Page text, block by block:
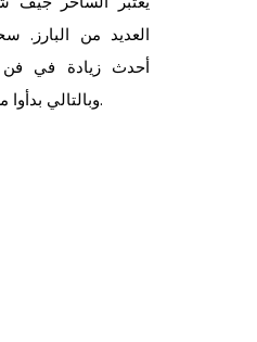
العديد من البارز.
أحدث زيادة في فن
وبالتالي بدأوا من أواخر الستينيات.